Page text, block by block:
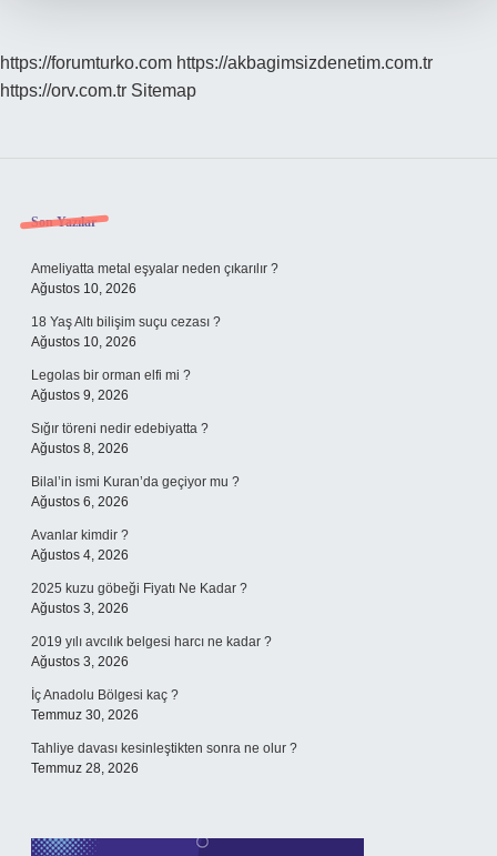
https://forumturko.com https://akbagimsizdenetim.com.tr
https://orv.com.tr Sitemap
Sidebar
Son Yazılar
Ameliyatta metal eşyalar neden çıkarılır ?
Ağustos 10, 2026
18 Yaş Altı bilişim suçu cezası ?
Ağustos 10, 2026
Legolas bir orman elfi mi ?
Ağustos 9, 2026
Sığır töreni nedir edebiyatta ?
Ağustos 8, 2026
Bilal’in ismi Kuran’da geçiyor mu ?
Ağustos 6, 2026
Avanlar kimdir ?
Ağustos 4, 2026
2025 kuzu göbeği Fiyatı Ne Kadar ?
Ağustos 3, 2026
2019 yılı avcılık belgesi harcı ne kadar ?
Ağustos 3, 2026
İç Anadolu Bölgesi kaç ?
Temmuz 30, 2026
Tahliye davası kesinleştikten sonra ne olur ?
Temmuz 28, 2026